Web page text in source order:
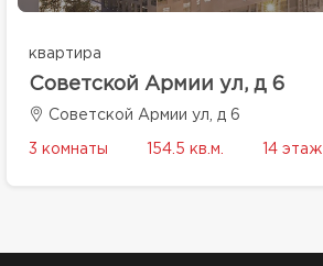
квартира
Советской Армии ул, д 6
Советской Армии ул, д 6
3 комнаты 154.5 кв.м. 14 этаж